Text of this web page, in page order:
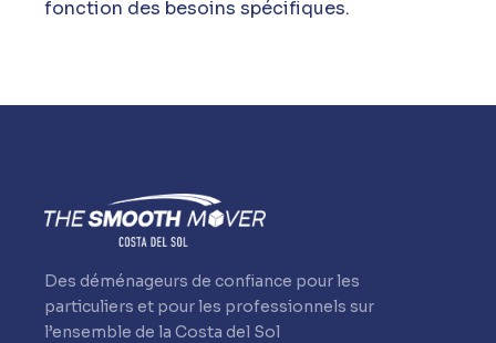
fonction des besoins spécifiques.
Des déménageurs de confiance pour les
particuliers et pour les professionnels sur
l’ensemble de la Costa del Sol